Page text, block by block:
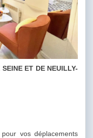
ET DE NEUILLY-
vos déplacements